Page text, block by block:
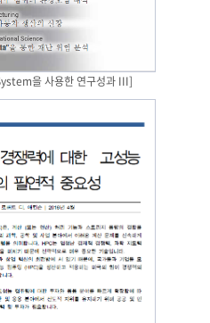
을 사용한 연구성과 III]